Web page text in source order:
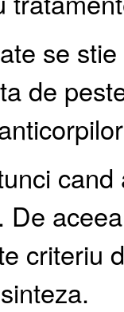
se
de
De
criteriu